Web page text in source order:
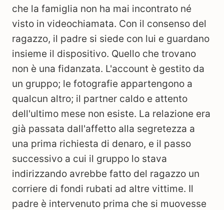
che la famiglia non ha mai incontrato né
visto in videochiamata. Con il consenso del
ragazzo, il padre si siede con lui e guardano
insieme il dispositivo. Quello che trovano
non è una fidanzata. L'account è gestito da
un gruppo; le fotografie appartengono a
qualcun altro; il partner caldo e attento
dell'ultimo mese non esiste. La relazione era
già passata dall'affetto alla segretezza a
una prima richiesta di denaro, e il passo
successivo a cui il gruppo lo stava
indirizzando avrebbe fatto del ragazzo un
corriere di fondi rubati ad altre vittime. Il
padre è intervenuto prima che si muovesse